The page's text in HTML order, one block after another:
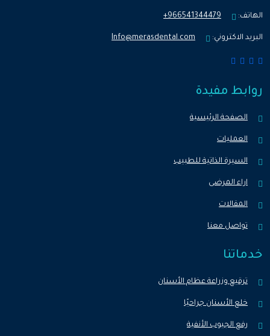
الهاتف: 966541344479+
البريد الاكتروني: Info@merasdental.com
روابط مفيدة
الصفحة الرئيسية
العمليات
السيرة الذاتية للطبيب
اراء المرضى
المقالات
تواصل معنا
خدماتنا
ترقيع وزراعة عظام الأسنان
خلع الأسنان جراحيًا
رفع الجيوب الأنفية